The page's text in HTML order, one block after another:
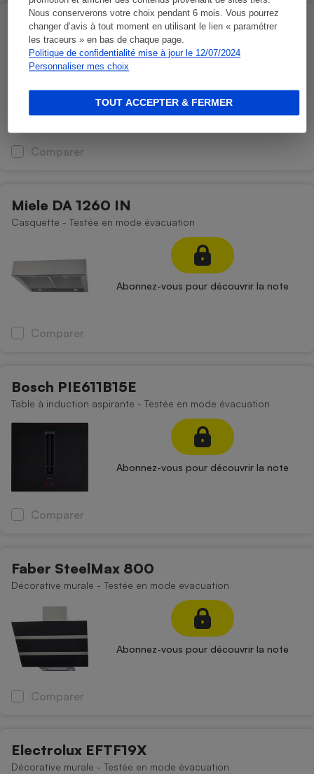
Nous conserverons votre choix pendant 6 mois. Vous pourrez
changer d’avis à tout moment en utilisant le lien « paramétrer
les traceurs » en bas de chaque page.
Politique de confidentialité mise à jour le 12/07/2024
Personnaliser mes choix
TOUT ACCEPTER & FERMER
De Dietrich DHB7952G
Décorative murale - Testée en mode évacuation
Abonnez-vous pour découvrir la note
Comparer
Miele DA 1260 IN
Casquette - Testée en mode évacuation
Abonnez-vous pour découvrir la note
Comparer
Bosch PIE611B15E
Table à induction aspirante - Testée en mode évacuation
Abonnez-vous pour découvrir la note
Comparer
Faber SteelMax 800
Décorative murale - Testée en mode évacuation
Abonnez-vous pour découvrir la note
Comparer
Electrolux EFTF19X
Décorative murale - Testée en mode évacuation